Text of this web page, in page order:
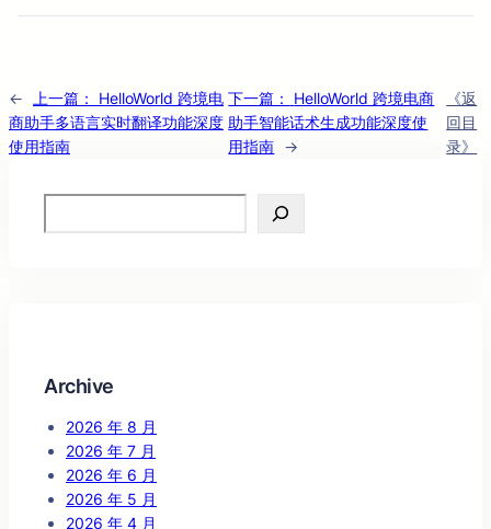
← 上一篇：
HelloWorld 跨境电
商助手多语言实时翻译功能深度
使用指南
下一篇：
HelloWorld 跨境电商
助手智能话术生成功能深度使
用指南 →
《返
回目
录》
Archive
2026 年 8 月
2026 年 7 月
2026 年 6 月
2026 年 5 月
2026 年 4 月